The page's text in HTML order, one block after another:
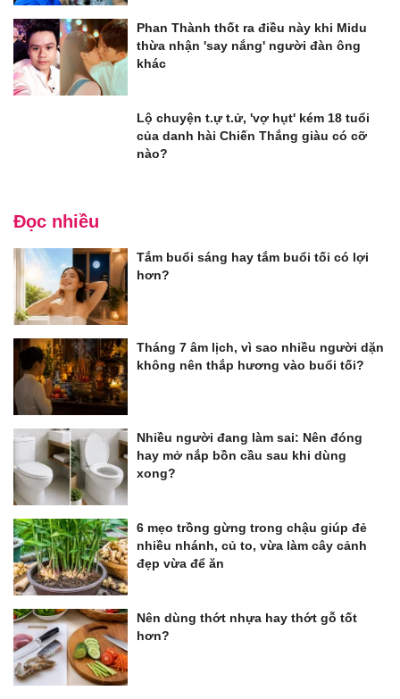
Phan Thành thốt ra điều này khi Midu
thừa nhận 'say nắng' người đàn ông
khác
Lộ chuyện t.ự t.ử, 'vợ hụt' kém 18 tuổi
của danh hài Chiến Thắng giàu có cỡ
nào?
Đọc nhiều
Tắm buổi sáng hay tắm buổi tối có lợi
hơn?
Tháng 7 âm lịch, vì sao nhiều người dặn
không nên thắp hương vào buổi tối?
Nhiều người đang làm sai: Nên đóng
hay mở nắp bồn cầu sau khi dùng
xong?
6 mẹo trồng gừng trong chậu giúp đẻ
nhiều nhánh, củ to, vừa làm cây cảnh
đẹp vừa để ăn
Nên dùng thớt nhựa hay thớt gỗ tốt
hơn?